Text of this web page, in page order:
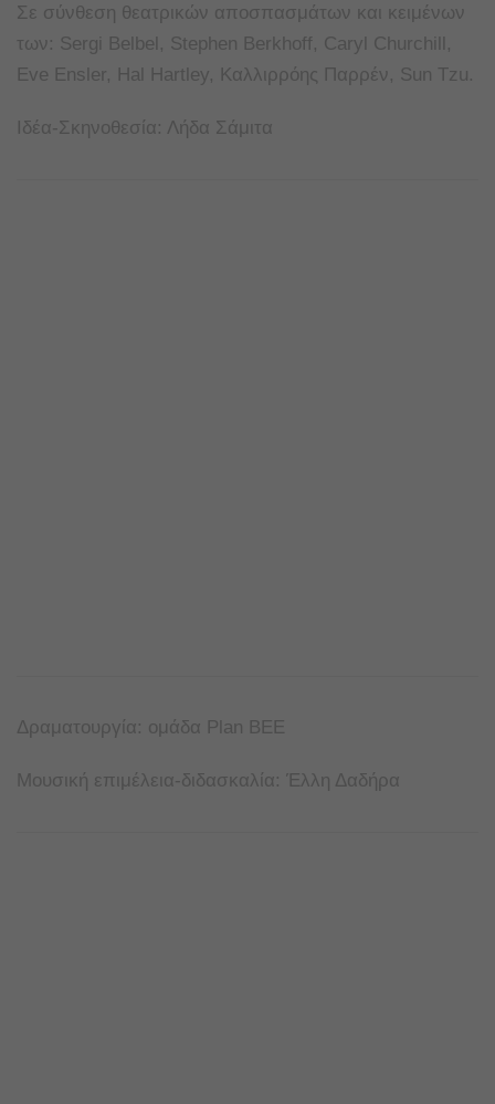
Σε σύνθεση θεατρικών αποσπασμάτων και κειμένων
των: Sergi Belbel, Stephen Berkhoff, Caryl Churchill,
Eve Ensler, Hal Hartley, Καλλιρρόης Παρρέν, Sun Tzu.
Ιδέα-Σκηνοθεσία: Λήδα Σάμιτα
Δραματουργία: ομάδα Plan BEE
Μουσική επιμέλεια-διδασκαλία: Έλλη Δαδήρα